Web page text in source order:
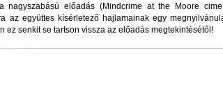
nagyszabású előadás (Mindcrime at the Moore
az együttes kísérletező hajlamainak egy
ez senkit se tartson vissza az előadás megtekintésétől!